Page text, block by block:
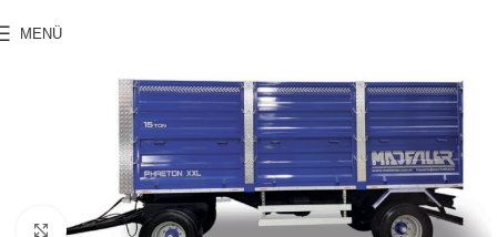
MENÜ
Click to enlarge